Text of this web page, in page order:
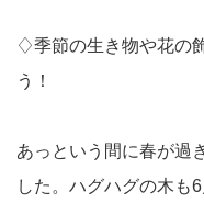
♢季節の生き物や花の
う！
あっという間に春が過
した。ハグハグの木も